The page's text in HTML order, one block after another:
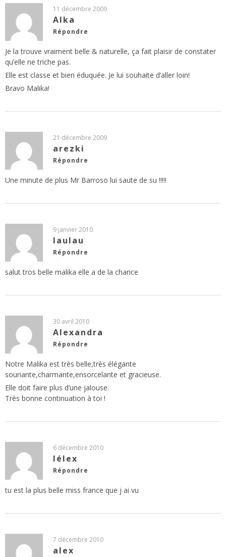
11 décembre 2009
Alka
Répondre
Je la trouve vraiment belle & naturelle, ça fait plaisir de constater
qu’elle ne triche pas.
Elle est classe et bien éduquée. Je lui souhaite d’aller loin!
Bravo Malika!
21 décembre 2009
arezki
Répondre
Une minute de plus Mr Barroso lui saute de su !!!!!
9 janvier 2010
laulau
Répondre
salut tros belle malika elle a de la chance
30 avril 2010
Alexandra
Répondre
Notre Malika est très belle,très élégante
souriante,charmante,ensorcelante et gracieuse.
Elle doit faire plus d’une jalouse.
Très bonne continuation à toi !
6 décembre 2010
lélex
Répondre
tu est la plus belle miss france que j ai vu
7 décembre 2010
alex